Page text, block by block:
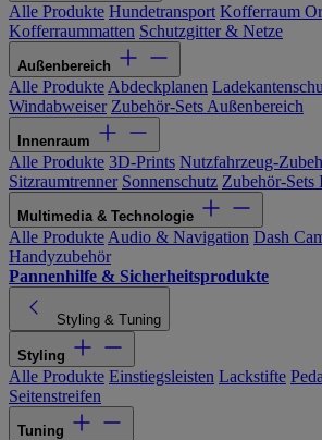
Alle Produkte Hundetransport Kofferraum
Kofferraummatten Schutzgitter & Netze
Außenbereich
Alle Produkte Abdeckplanen
Windabweiser Zubehör-Sets Außenbereich
Innenraum
Alle Produkte 3D-Prints Nutzfahrzeug-
Sitzraumtrenner Sonnenschutz Zubehör-Sets
Multimedia & Technologie
Alle Produkte Audio & Navigation Dash
Handyzubehör
Pannenhilfe & Sicherheitsprodukte
Styling & Tuning
Styling
Alle Produkte Einstiegsleisten Lackstifte
Seitenstreifen
Tuning